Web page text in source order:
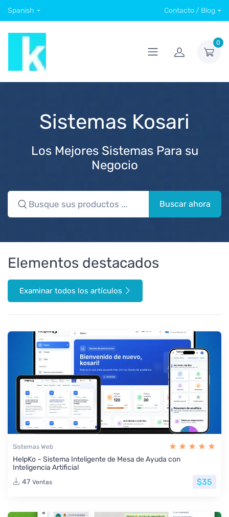
Spanish Contacto / Blog
0
Sistemas Kosari
Los Mejores Sistemas Para su
Negocio
Buscar ahora
Elementos destacados
Examinar todos los artículos
Sistemas Web
HelpKo – Sistema Inteligente de Mesa de Ayuda con
Inteligencia Artificial
47 Ventas $35